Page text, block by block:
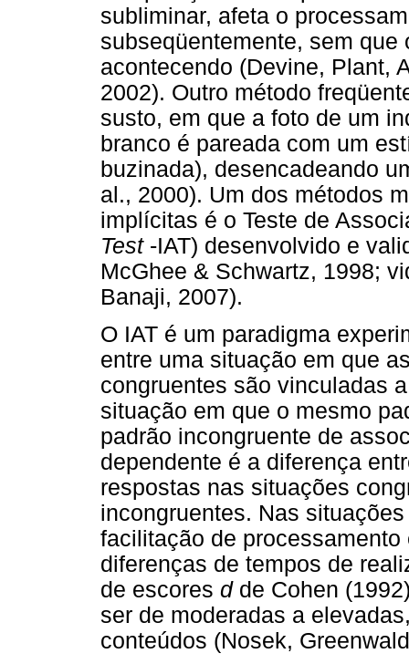
subliminar, afeta o
subseqüentemente, sem
acontecendo (Devine, Plant,
2002). Outro método
susto, em que a foto de um
branco é pareada com um
buzinada), desencadeando
al., 2000). Um dos métodos
implícitas é o Teste de
Test -IAT) desenvolvido e
McGhee & Schwartz, 1998;
Banaji, 2007).
O IAT é um paradigma
entre uma situação em que
congruentes são vinculadas
situação em que o mesmo
padrão incongruente de
dependente é a diferença
respostas nas situações
incongruentes. Nas
facilitação de
diferenças de tempos de
de escores dde Cohen
ser de moderadas a
conteúdos (Nosek,